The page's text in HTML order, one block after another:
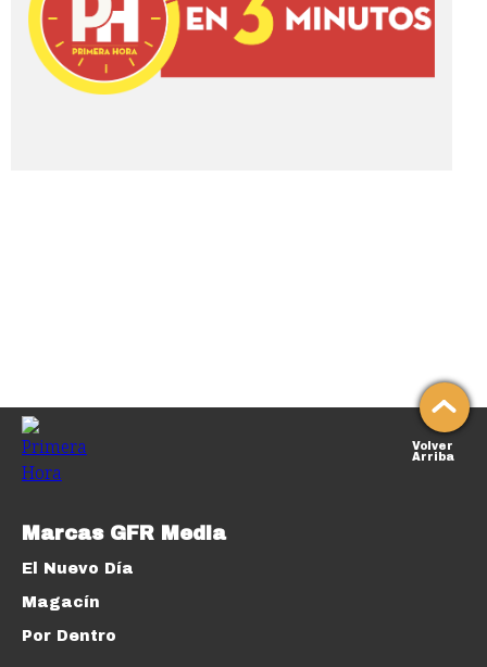
Volver
Arriba
Marcas GFR Media
El Nuevo Día
Magacín
Por Dentro